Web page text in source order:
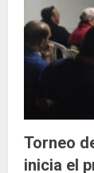
Torneo
inicia el